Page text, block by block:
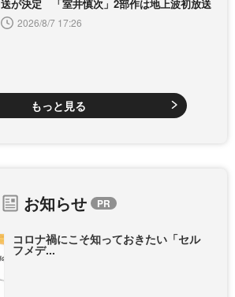
送が決定 「室井慎次」2部作は地上波初放送
2026/8/7 17:26
もっと見る
お知らせ
コロナ禍にこそ知っておきたい「セル
フメデ...